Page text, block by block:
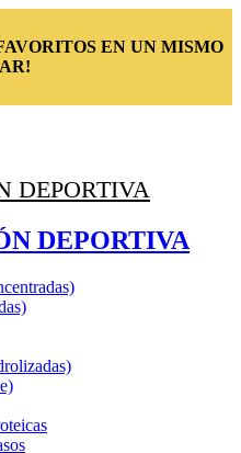
EN UN MISMO
DEPORTIVA
DEPORTIVA